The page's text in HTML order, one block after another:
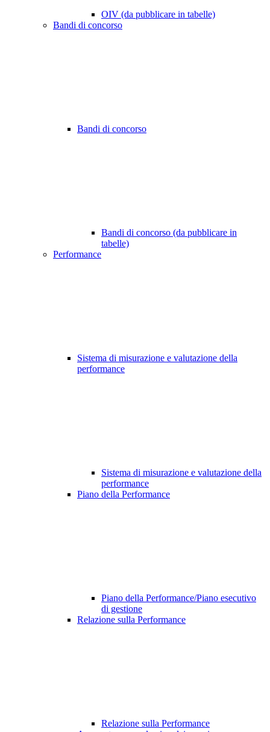
OIV (da pubblicare in tabelle)
Bandi di concorso
Bandi di concorso
Bandi di concorso (da pubblicare in
tabelle)
Performance
Sistema di misurazione e valutazione della
performance
Sistema di misurazione e valutazione della
performance
Piano della Performance
Piano della Performance/Piano esecutivo
di gestione
Relazione sulla Performance
Relazione sulla Performance